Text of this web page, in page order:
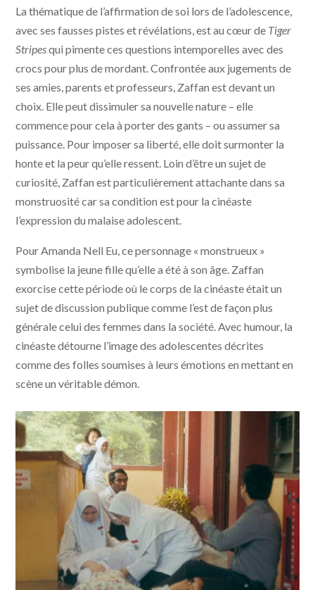
La thématique de l’affirmation de soi lors de l’adolescence,
avec ses fausses pistes et révélations, est au cœur de Tiger
Stripesqui pimente ces questions intemporelles avec des
crocs pour plus de mordant. Confrontée aux jugements de
ses amies, parents et professeurs, Zaffan est devant un
choix. Elle peut dissimuler sa nouvelle nature – elle
commence pour cela à porter des gants – ou assumer sa
puissance. Pour imposer sa liberté, elle doit surmonter la
honte et la peur qu’elle ressent. Loin d’être un sujet de
curiosité, Zaffan est particulièrement attachante dans sa
monstruosité car sa condition est pour la cinéaste
l’expression du malaise adolescent.
Pour Amanda Nell Eu, ce personnage « monstrueux »
symbolise la jeune fille qu’elle a été à son âge. Zaffan
exorcise cette période où le corps de la cinéaste était un
sujet de discussion publique comme l’est de façon plus
générale celui des femmes dans la société. Avec humour, la
cinéaste détourne l’image des adolescentes décrites
comme des folles soumises à leurs émotions en mettant en
scène un véritable démon.